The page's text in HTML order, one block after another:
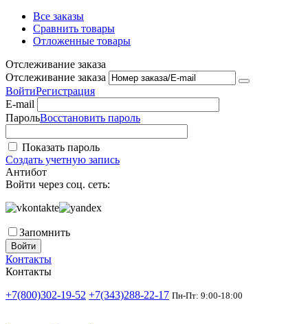
Все заказы
Сравнить товары
Отложенные товары
Отслеживание заказа
Отслеживание заказа
ВойтиРегистрация
E-mail
ПарольВосстановить пароль
Показать пароль
Создать учетную запись
Антибот
Войти через соц. сеть:
Запомнить
Войти
Контакты
Контакты
+7(800)302-19-52 +7(343)288-22-17 Пн-Пт: 9:00-18:00